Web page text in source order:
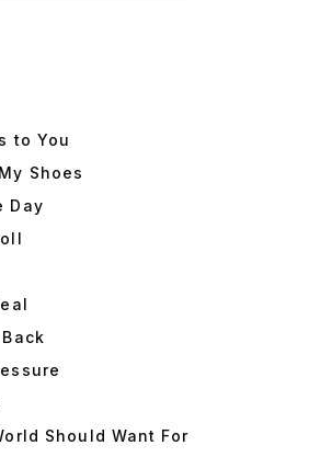
to You
Shoes
Day
Should Want For